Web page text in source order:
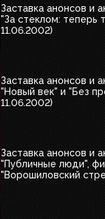
Заставка анонсов и
"За стеклом: теперь
11.06.2002)
Заставка анонсов и
"Новый век" и "Без
11.06.2002)
Заставка анонсов и
"Публичные люди",
"Ворошиловский